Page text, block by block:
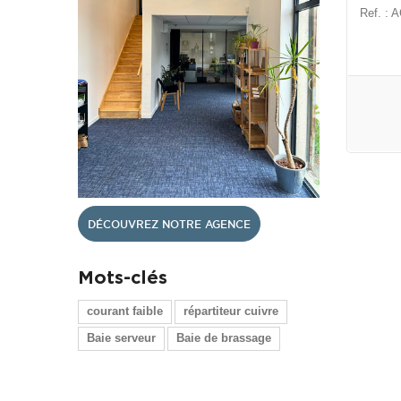
DÉCOUVREZ NOTRE AGENCE
Mots-clés
courant faible
répartiteur cuivre
Baie serveur
Baie de brassage
Ref. :